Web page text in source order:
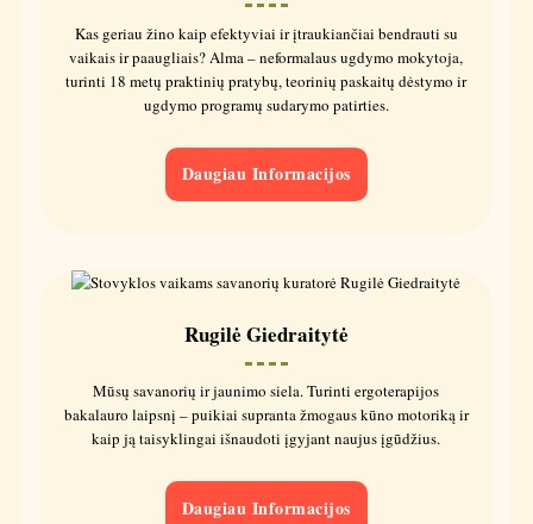
Kas geriau žino kaip efektyviai ir įtraukiančiai bendrauti su
vaikais ir paaugliais? Alma – neformalaus ugdymo mokytoja,
turinti 18 metų praktinių pratybų, teorinių paskaitų dėstymo ir
ugdymo programų sudarymo patirties.
Daugiau Informacijos
Rugilė Giedraitytė
Mūsų savanorių ir jaunimo siela. Turinti ergoterapijos
bakalauro laipsnį – puikiai supranta žmogaus kūno motoriką ir
kaip ją taisyklingai išnaudoti įgyjant naujus įgūdžius.
Daugiau Informacijos